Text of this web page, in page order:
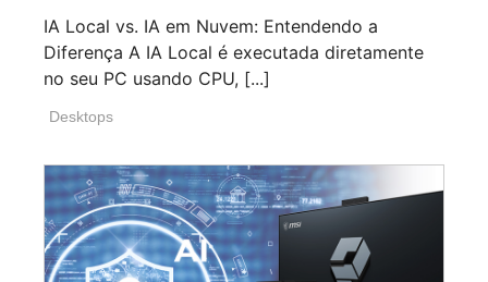
IA Local vs. IA em Nuvem: Entendendo a
Diferença A IA Local é executada diretamente
no seu PC usando CPU, [...]
Desktops